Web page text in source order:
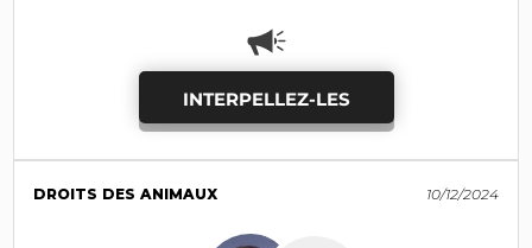
INTERPELLEZ-LES
DROITS DES ANIMAUX 10/12/2024